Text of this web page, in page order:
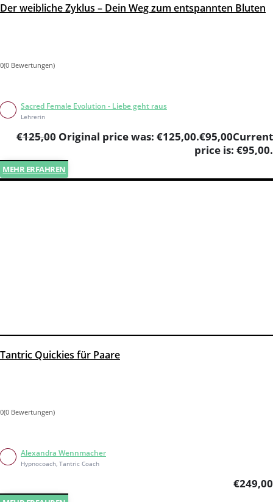
Der weibliche Zyklus – Dein Weg zum entspannten Bluten
0(0 Bewertungen)
Sacred Female Evolution - Liebe geht raus
Lehrerin
€125,00 Original price was: €125,00.€95,00Current
price is: €95,00.
MEHR ERFAHREN
Tantric Quickies für Paare
0(0 Bewertungen)
Alexandra Wennmacher
Hypnocoach, Tantric Coach
€249,00